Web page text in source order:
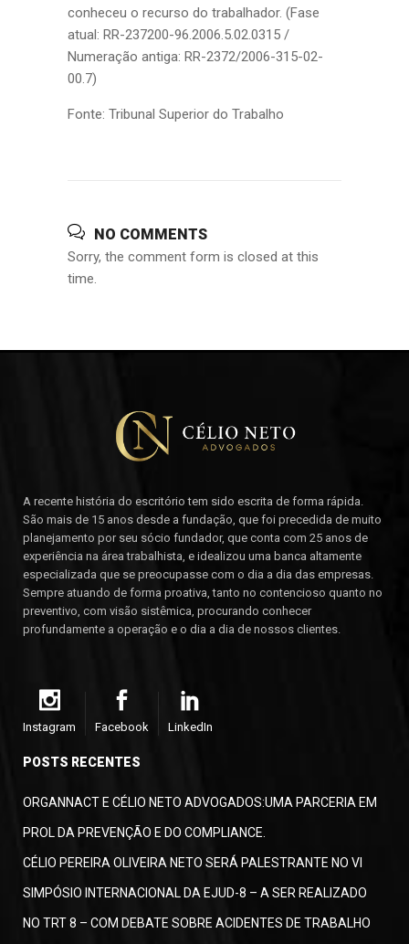
conheceu o recurso do trabalhador. (Fase
atual: RR-237200-96.2006.5.02.0315 /
Numeração antiga: RR-2372/2006-315-02-
00.7)
Fonte: Tribunal Superior do Trabalho
NO COMMENTS
Sorry, the comment form is closed at this
time.
A recente história do escritório tem sido escrita de forma rápida.
São mais de 15 anos desde a fundação, que foi precedida de muito
planejamento por seu sócio fundador, que conta com 25 anos de
experiência na área trabalhista, e idealizou uma banca altamente
especializada que se preocupasse com o dia a dia das empresas.
Sempre atuando de forma proativa, tanto no contencioso quanto no
preventivo, com visão sistêmica, procurando conhecer
profundamente a operação e o dia a dia de nossos clientes.
Instagram Facebook LinkedIn
POSTS RECENTES
ORGANNACT E CÉLIO NETO ADVOGADOS:UMA PARCERIA EM
PROL DA PREVENÇÃO E DO COMPLIANCE.
CÉLIO PEREIRA OLIVEIRA NETO SERÁ PALESTRANTE NO VI
SIMPÓSIO INTERNACIONAL DA EJUD-8 – A SER REALIZADO
NO TRT 8 – COM DEBATE SOBRE ACIDENTES DE TRABALHO